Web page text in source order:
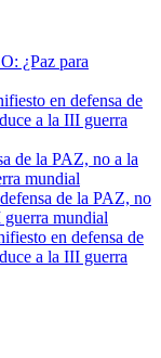
¿Paz para
en defensa de
a la III guerra
de la PAZ, no a la
mundial
de la PAZ, no
guerra mundial
en defensa de
a la III guerra